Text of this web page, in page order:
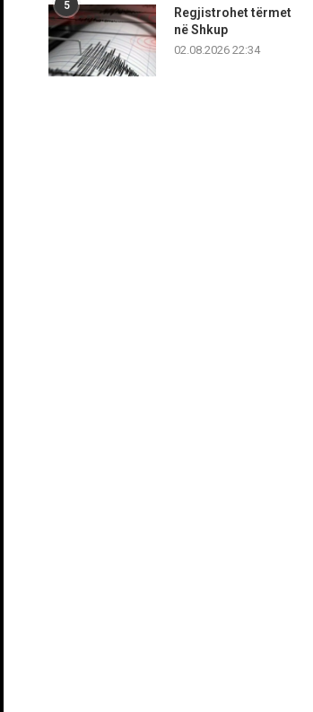
5
Regjistrohet tërmet
në Shkup
02.08.2026 22:34